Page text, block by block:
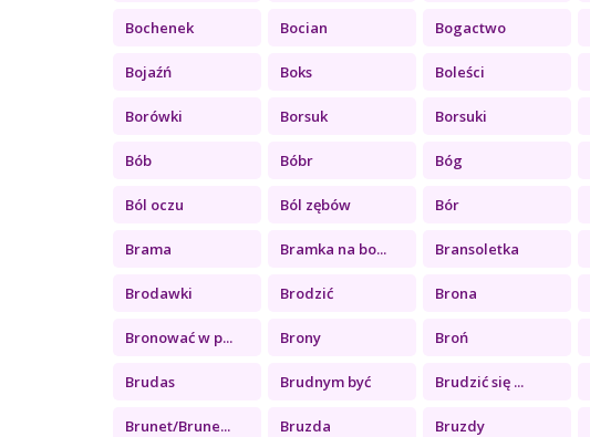
Bochenek Bocian Bogactwo
Bojaźń Boks Boleści
Borówki Borsuk Borsuki
Bób Bóbr Bóg
Ból oczu Ból zębów Bór
Brama Bramka na bo... Bransoletka
Brodawki Brodzić Brona
Bronować w p... Brony Broń
Brudas Brudnym być Brudzić się ...
Brunet/Brune... Bruzda Bruzdy